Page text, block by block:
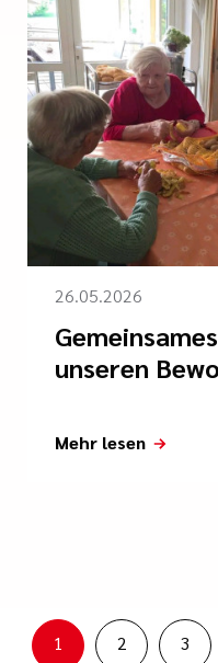
26.05.2026
unseren
Mehr lesen
1 2 3